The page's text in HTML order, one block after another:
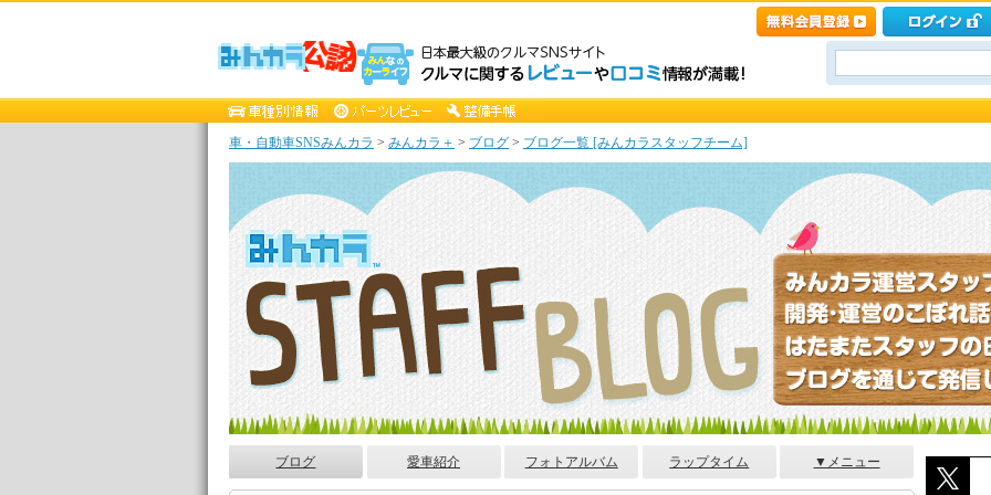
車・自動車SNSみんカラ > みんカラ＋ > ブログ > ブログ一覧 [みんカラスタッフチーム]
ブログ 愛車紹介 フォトアルバム ラップタイム ▼メニュー